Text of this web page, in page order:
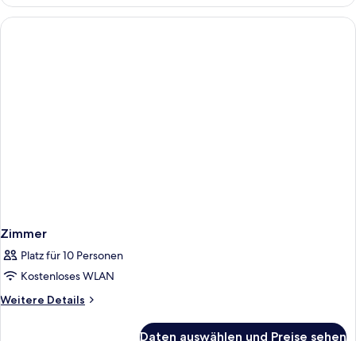
Zimmer
Platz für 10 Personen
Kostenloses WLAN
Weitere Details
Weitere
Daten auswählen und Preise sehen